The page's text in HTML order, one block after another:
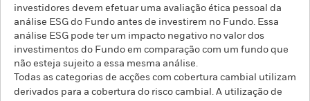
investidores devem efetuar uma avaliação ética pessoal da
análise ESG do Fundo antes de investirem no Fundo. Essa
análise ESG pode ter um impacto negativo no valor dos
investimentos do Fundo em comparação com um fundo que
não esteja sujeito a essa mesma análise.
Todas as categorias de acções com cobertura cambial utilizam
derivados para a cobertura do risco cambial. A utilização de